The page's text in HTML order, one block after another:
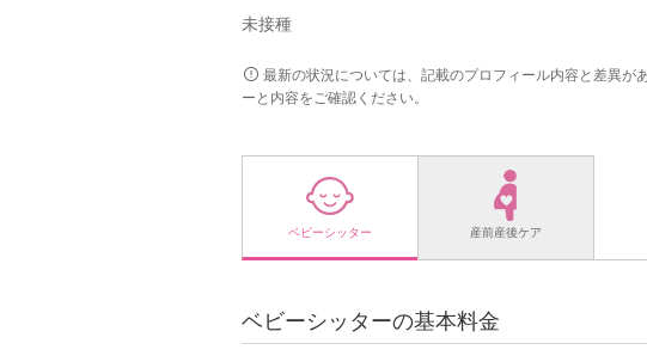
未接種
最新の状況については、記載のプロフィール内容と差異が
ーと内容をご確認ください。
ベビーシッター 産前産後ケア
ベビーシッターの基本料金